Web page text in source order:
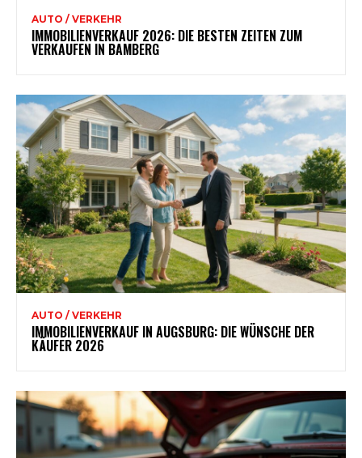
AUTO / VERKEHR
IMMOBILIENVERKAUF 2026: DIE BESTEN ZEITEN ZUM
VERKAUFEN IN BAMBERG
AUTO / VERKEHR
IMMOBILIENVERKAUF IN AUGSBURG: DIE WÜNSCHE DER
KÄUFER 2026